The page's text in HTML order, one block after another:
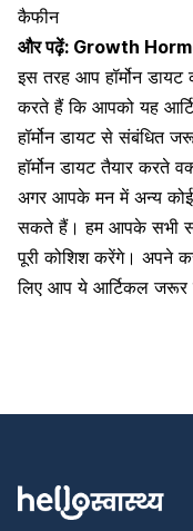
कैफीन
और पढ़ें: Growth
इस तरह आप हॉर्मोन
करते हैं कि आपको यह
हॉर्मोन डायट से संबंधित
हॉर्मोन डायट तैयार करते
अगर आपके मन में अन्य
सकते हैं। हम आपके सभी
पूरी कोशिश करेंगे। अपने
लिए आप ये आर्टिकल जरूर